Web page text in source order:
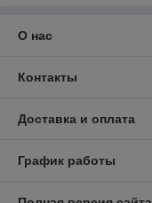
О нас
Контакты
Доставка и оплата
График работы